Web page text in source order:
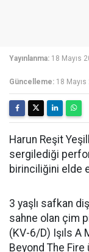
Yayınlanma: 18 Mayıs
Güncelleme: 18
Harun Reşit
sergilediği
birinciliğini elde
3 yaşlı safkan
sahne olan çim
(KV-6/D) Işıls A
Beyond The